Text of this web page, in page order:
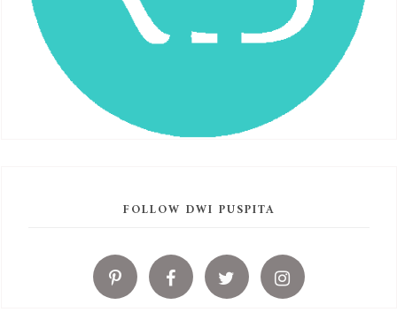
FOLLOW DWI PUSPITA